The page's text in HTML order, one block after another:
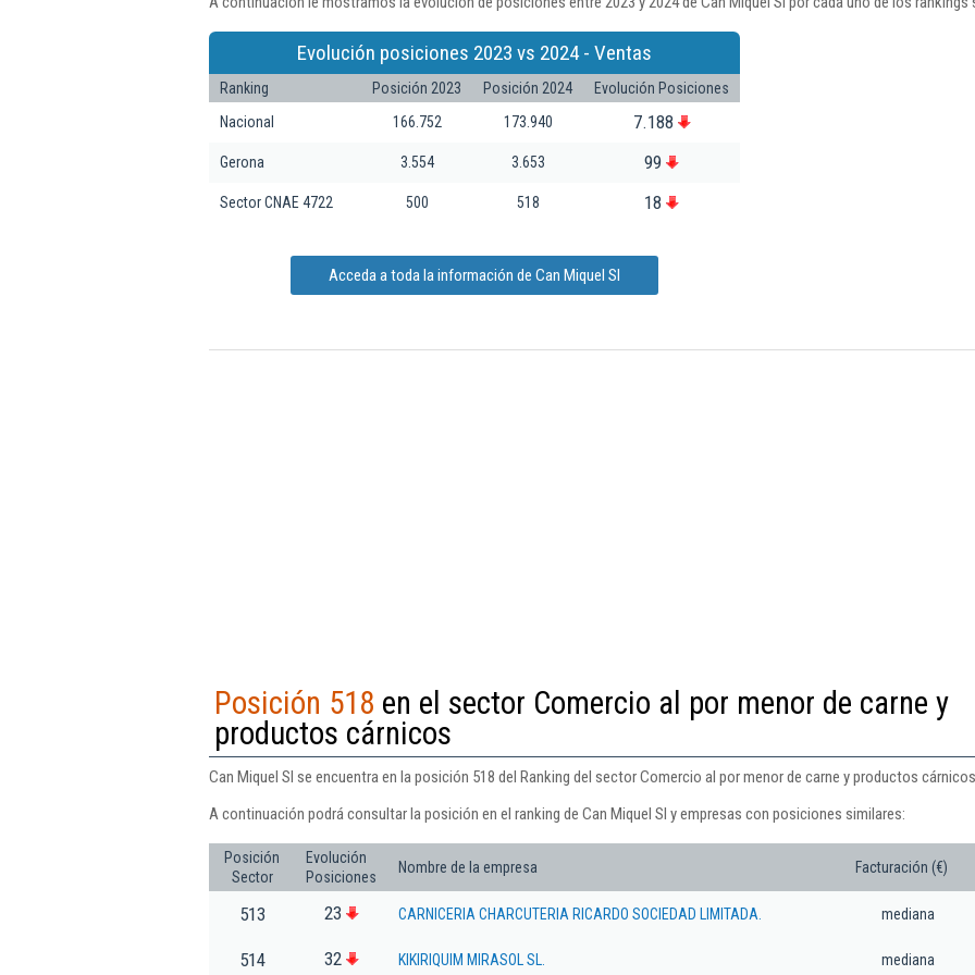
Evolución posiciones 2023 vs 2024 - Ventas
Ranking Posición 2023 Posición 2024
Evolución Posiciones
Nacional
166.752 173.940 7.188
Gerona 3.554 3.653 99
Sector CNAE 4722 500 518 18
Acceda a toda la información de Can Miquel Sl
Posición 518 en el sector Comercio al por menor de carne y
productos cárnicos
Can Miquel Sl se encuentra en la posición 518 del Ranking del sector Comercio al por menor de carne y productos cárnicos.
A continuación podrá consultar la posición en el ranking de Can Miquel Sl y empresas con posiciones similares:
Posición
Sector
Evolución
Posiciones
Nombre de la empresa Facturación (€)
513 23 CARNICERIA CHARCUTERIA RICARDO SOCIEDAD LIMITADA. mediana
514 32 KIKIRIQUIM MIRASOL SL. mediana